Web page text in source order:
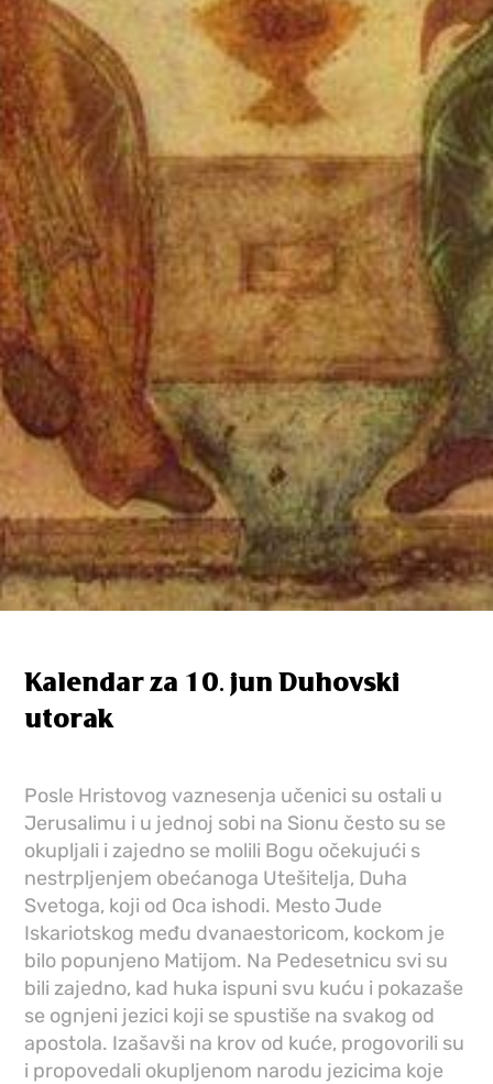
Kalendar za 10. jun Duhovski
utorak
Posle Hristovog vaznesenja učenici su ostali u
Jerusalimu i u jednoj sobi na Sionu često su se
okupljali i zajedno se molili Bogu očekujući s
nestrpljenjem obećanoga Utešitelja, Duha
Svetoga, koji od Oca ishodi. Mesto Jude
Iskariotskog među dvanaestoricom, kockom je
bilo popunjeno Matijom. Na Pedesetnicu svi su
bili zajedno, kad huka ispuni svu kuću i pokazaše
se ognjeni jezici koji se spustiše na svakog od
apostola. Izašavši na krov od kuće, progovorili su
i propovedali okupljenom narodu jezicima koje